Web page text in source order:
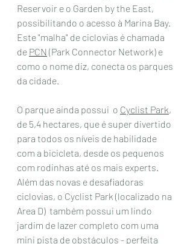
Reservoir e o Garden by the East,
possibilitando o acesso à Marina Bay.
Este "malha" de ciclovias é chamada
de PCN (Park Connector Network) e
como o nome diz, conecta os parques
da cidade.
O parque ainda possui  o Cyclist Park,
de 5,4 hectares, que é super divertido
para todos os níveis de habilidade
com a bicicleta, desde os pequenos
com rodinhas até os mais experts.
Além das novas e desafiadoras
ciclovias, o Cyclist Park (localizado na
Area D)  também possui um lindo
jardim de lazer completo com uma
mini pista de obstáculos - perfeita